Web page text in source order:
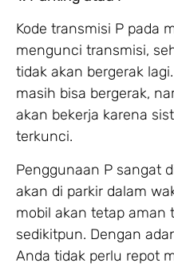
Kode transmisi P pada
mengunci transmisi,
tidak akan bergerak
masih bisa bergerak,
akan bekerja karena
terkunci.
Penggunaan P sangat
akan di parkir dalam
mobil akan tetap aman
sedikitpun. Dengan
Anda tidak perlu repot